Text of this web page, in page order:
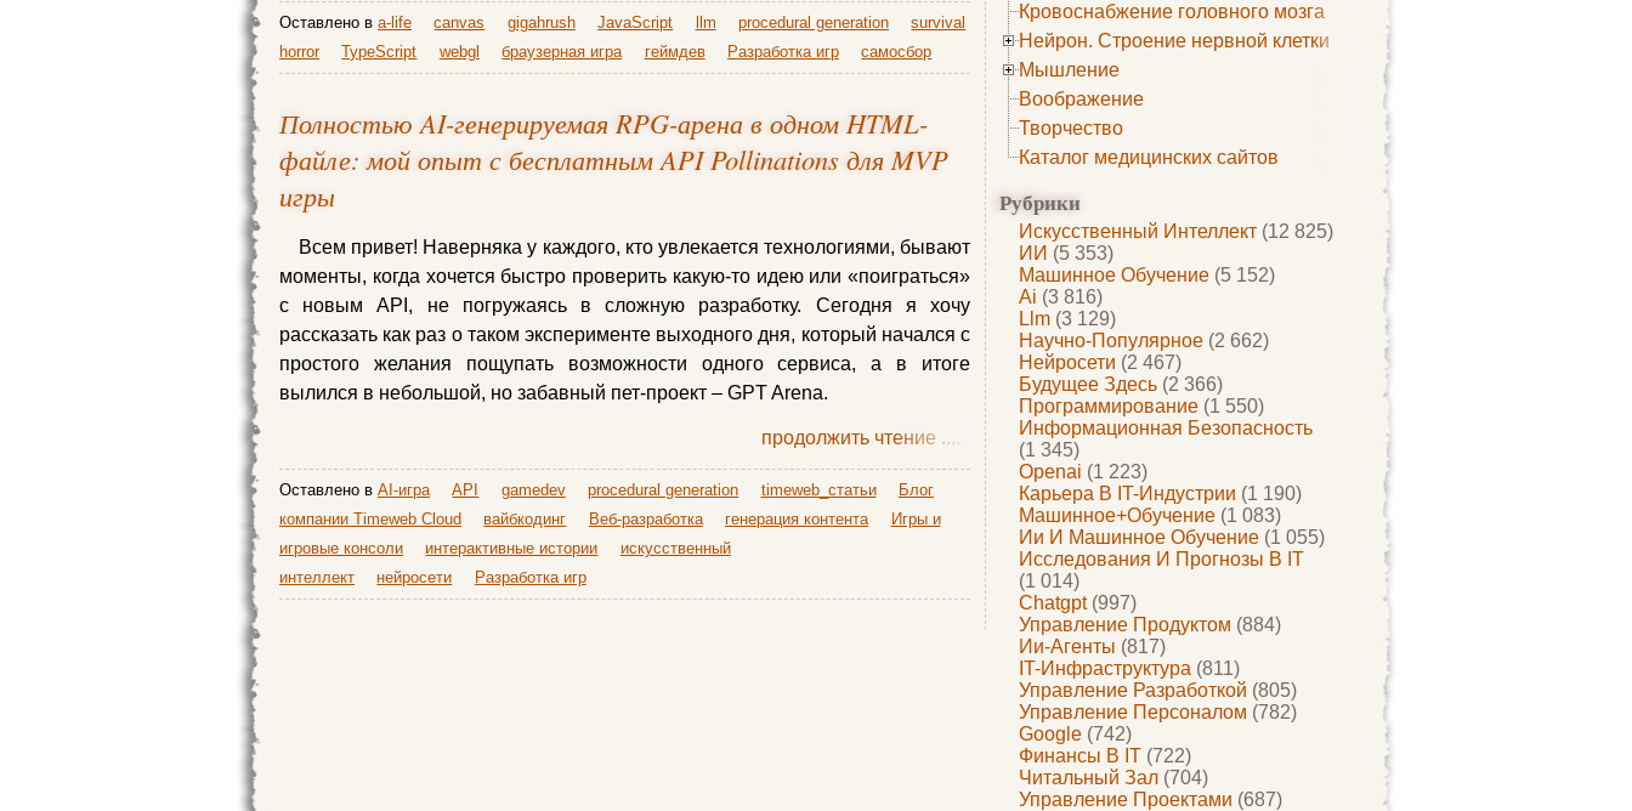
Кровоснабжение головного мозга
Нейрон. Строение нервной клетки
Мышление
Воображение
Творчество
Каталог медицинских сайтов
Рубрики
Искусственный Интеллект (12 825)
ИИ (5 353)
Машинное Обучение (5 152)
Ai (3 816)
Llm (3 129)
Научно-Популярное (2 662)
Нейросети (2 467)
Будущее Здесь (2 366)
Программирование (1 550)
Информационная Безопасность
(1 345)
Openai (1 223)
Карьера В IT-Индустрии (1 190)
Машинное+обучение (1 083)
Ии И Машинное Обучение (1 055)
Исследования И Прогнозы В IT
(1 014)
Chatgpt(997)
Управление Продуктом (884)
Ии-Агенты (817)
IT-Инфраструктура (811)
Управление Разработкой (805)
Управление Персоналом (782)
Google (742)
Финансы В IT (722)
Читальный Зал (704)
Управление Проектами (687)
Оставлено в a-life canvas gigahrush JavaScript llm procedural generation
survival
horror
TypeScript webgl браузерная игра геймдев Разработка игр самосбор
Полностью AI-генерируемая RPG-арена в одном HTML-
файле: мой опыт с бесплатным API Pollinations для MVP
игры
Всем привет! Наверняка у каждого, кто увлекается технологиями, бывают
моменты, когда хочется быстро проверить какую-то идею или ‭«поиграться‭‭»
с новым API, не погружаясь в сложную разработку. Сегодня я хочу
рассказать как раз о таком эксперименте выходного дня, который начался с
простого желания пощупать возможности одного сервиса, а в итоге
вылился в небольшой, но забавный пет-проект – GPT Arena.
продолжить чтение ......
Оставлено в AI-игра API gamedev procedural generation timeweb_статьи
Блог
компании Timeweb Cloud
вайбкодинг Веб-разработка генерация контента
Игры и
игровые консоли
интерактивные истории
искусственный
интеллект
нейросети Разработка игр